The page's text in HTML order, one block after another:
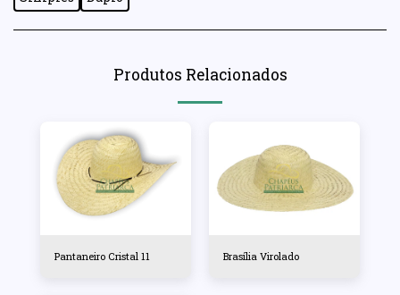
Produtos Relacionados
Pantaneiro Cristal 11 Brasília Virolado